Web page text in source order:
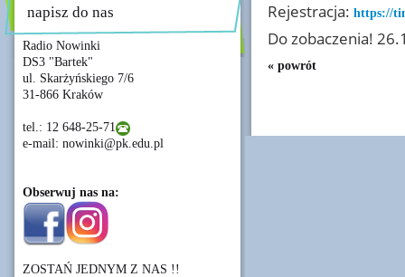
napisz do nas
Radio Nowinki
DS3 "Bartek"
ul. Skarżyńskiego 7/6
31-866 Kraków
tel.: 12 648-25-71
e-mail: nowinki@pk.edu.pl
Obserwuj nas na:
ZOSTAŃ JEDNYM Z NAS !!
Rejestracja: https://
Do zobaczenia!
« powrót